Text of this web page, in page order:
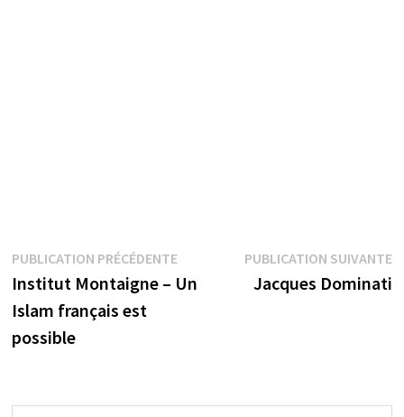
Navigation
de
l’article
PUBLICATION PRÉCÉDENTEPublication
précédente :
Institut Montaigne – Un
Islam français est
possible
PUBLICATION SUIVANTE
Jacques Dominati